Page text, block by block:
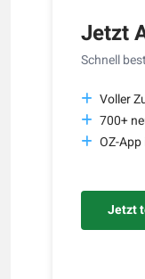
Jetzt
Schnell
Voller
700+
OZ-
Jetzt